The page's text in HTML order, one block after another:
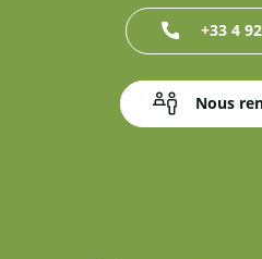
+33 4
Nous